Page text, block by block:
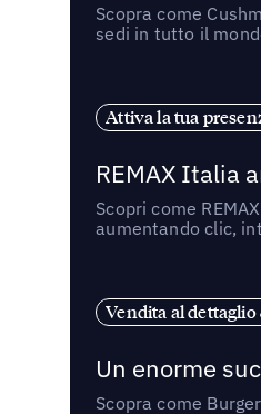
Scopra come
sedi in tutto il
Attiva la tua
REMAX Italia
Scopri come
aumentando clic,
Vendita al
Un enorme
Scopra come